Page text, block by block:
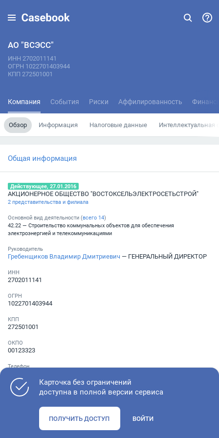
АО "ВСЭСС"
ИНН 2702011141
ОГРН 1022701403944
КПП 272501001
Компания События Риски Аффилированность
Обзор Информация Налоговые данные Интеллектуальная
Общая информация
Действующее, 27.01.2016
АКЦИОНЕРНОЕ ОБЩЕСТВО "ВОСТОКСЕЛЬЭЛЕКТРОСЕТЬСТРОЙ"
2 представительства и филиала
Основной вид деятельности (всего 14)
42.22 — Строительство коммунальных объектов для обеспечения
электроэнергией и телекоммуникациями
Руководитель
Гребенщиков Владимир Дмитриевич — ГЕНЕРАЛЬНЫЙ ДИРЕКТОР
ИНН
2702011141
ОГРН
1022701403944
КПП
272501001
ОКПО
00123323
Телефон
Как оценить состояние компании
Карточка без ограничений
доступна в полной версии сервиса
ПОЛУЧИТЬ ДОСТУП ВОЙТИ